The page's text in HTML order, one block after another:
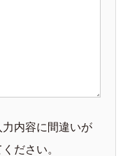
内容に間違いが
ださい。